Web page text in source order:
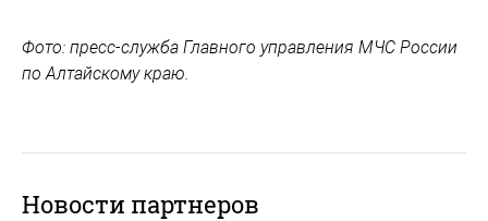
Фото: пресс-служба Главного управления МЧС России
по Алтайскому краю.
Новости партнеров